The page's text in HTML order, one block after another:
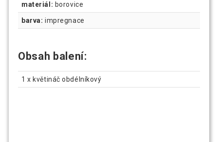
materiál: borovice
barva: impregnace
Obsah balení:
1 x květináč obdélníkový